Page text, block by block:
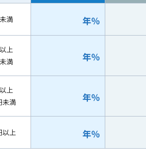
満 年％
上
満
年％
上
未満
年％
以上 年％